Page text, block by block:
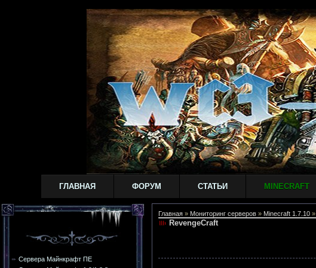
ГЛАВНАЯ ФОРУМ СТАТЬИ MINECRAFT
Сервера Майнкрафт ПЕ
Главная » Мониторинг серверов » Minecraft 1.7.10 »
RevengeCraft